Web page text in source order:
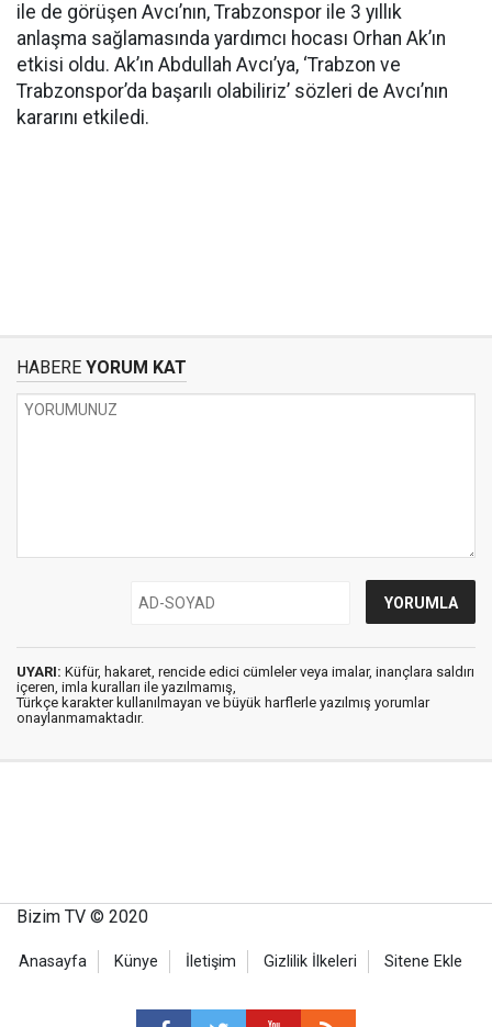
ile de görüşen Avcı’nın, Trabzonspor ile 3 yıllık
anlaşma sağlamasında yardımcı hocası Orhan Ak’ın
etkisi oldu. Ak’ın Abdullah Avcı’ya, ‘Trabzon ve
Trabzonspor’da başarılı olabiliriz’ sözleri de Avcı’nın
kararını etkiledi.
HABERE YORUM KAT
UYARI: Küfür, hakaret, rencide edici cümleler veya imalar, inançlara saldırı
içeren, imla kuralları ile yazılmamış,
Türkçe karakter kullanılmayan ve büyük harflerle yazılmış yorumlar
onaylanmamaktadır.
Bizim TV © 2020
Anasayfa Künye İletişim Gizlilik İlkeleri Sitene Ekle